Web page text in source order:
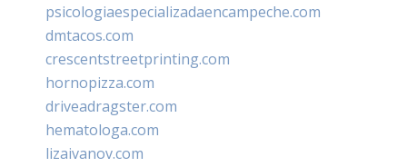
psicologiaespecializadaencampeche.com
dmtacos.com
crescentstreetprinting.com
hornopizza.com
driveadragster.com
hematologa.com
lizaivanov.com